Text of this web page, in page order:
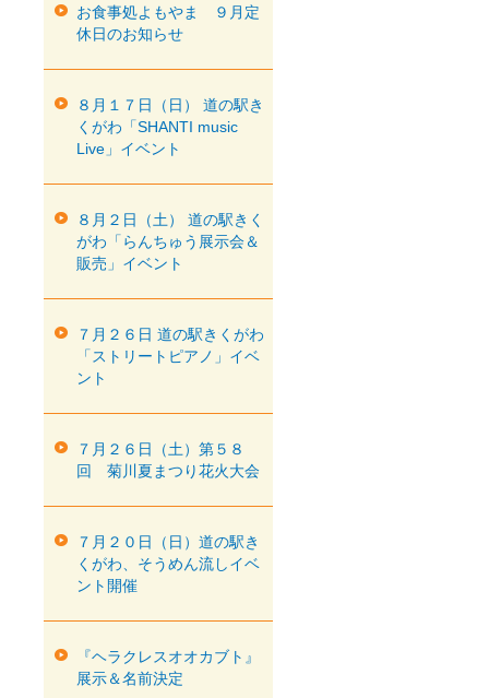
お食事処よもやま ９月定
休日のお知らせ
８月１７日（日） 道の駅き
くがわ「SHANTI music
Live」イベント
８月２日（土） 道の駅きく
がわ「らんちゅう展示会＆
販売」イベント
７月２６日 道の駅きくがわ
「ストリートピアノ」イベ
ント
７月２６日（土）第５８
回 菊川夏まつり花火大会
７月２０日（日）道の駅き
くがわ、そうめん流しイベ
ント開催
『ヘラクレスオオカブト』
展示＆名前決定